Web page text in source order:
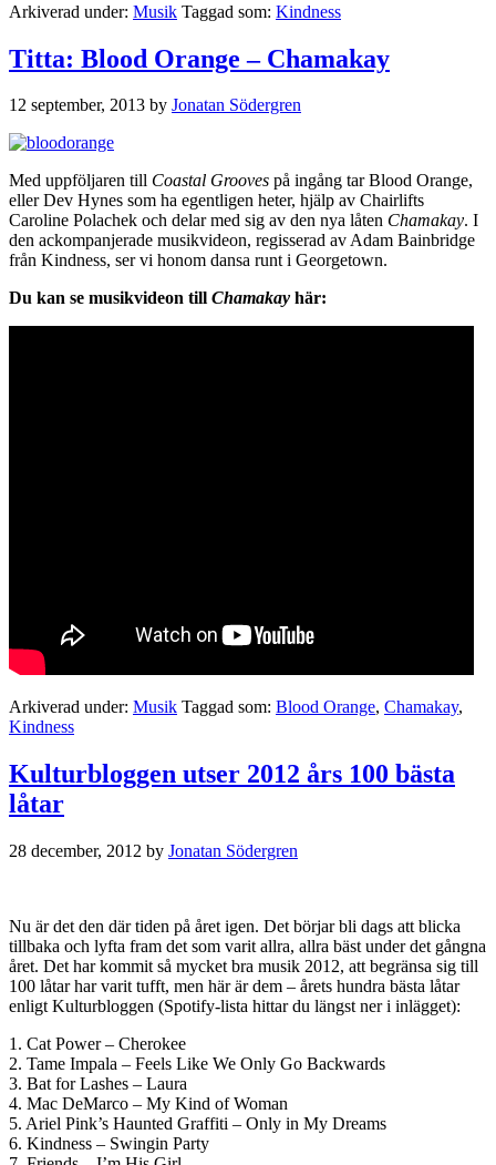
Arkiverad under: Musik Taggad som: Kindness
Titta: Blood Orange – Chamakay
12 september, 2013 by Jonatan Södergren
Med uppföljaren till Coastal Grooves på ingång tar Blood Orange,
eller Dev Hynes som ha egentligen heter, hjälp av Chairlifts
Caroline Polachek och delar med sig av den nya låten Chamakay. I
den ackompanjerade musikvideon, regisserad av Adam Bainbridge
från Kindness, ser vi honom dansa runt i Georgetown.
Du kan se musikvideon till Chamakay här:
Arkiverad under: Musik Taggad som: Blood Orange, Chamakay,
Kindness
Kulturbloggen utser 2012 års 100 bästa
låtar
28 december, 2012 by Jonatan Södergren
Nu är det den där tiden på året igen. Det börjar bli dags att blicka
tillbaka och lyfta fram det som varit allra, allra bäst under det gångna
året. Det har kommit så mycket bra musik 2012, att begränsa sig till
100 låtar har varit tufft, men här är dem – årets hundra bästa låtar
enligt Kulturbloggen (Spotify-lista hittar du längst ner i inlägget):
1. Cat Power – Cherokee
2. Tame Impala – Feels Like We Only Go Backwards
3. Bat for Lashes – Laura
4. Mac DeMarco – My Kind of Woman
5. Ariel Pink’s Haunted Graffiti – Only in My Dreams
6. Kindness – Swingin Party